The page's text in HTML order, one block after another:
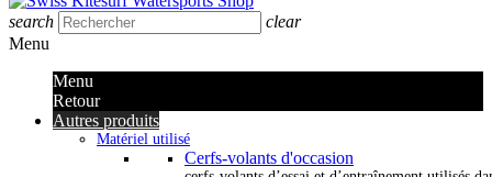
search
clear
Menu
Menu
Retour
Autres produits
Matériel utilisé
Cerfs-volants d'occasion